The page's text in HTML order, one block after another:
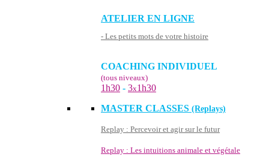
ATELIER EN LIGNE
- Les petits mots de votre histoire
COACHING INDIVIDUEL
(tous niveaux)
1h30 - 3x1h30
MASTER CLASSES (Replays)
Replay : Percevoir et agir sur le futur
Replay : Les intuitions animale et végétale